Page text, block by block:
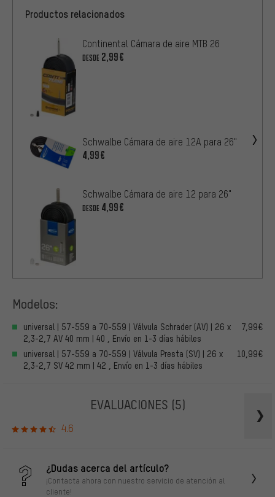
Productos relacionados
Continental Cámara de aire MTB 26
DESDE 2,99€
Schwalbe Cámara de aire 12A para 26"
4,99€
Schwalbe Cámara de aire 12 para 26"
DESDE 4,99€
Modelos:
universal | 57-559 a 70-559 | Válvula Schrader (AV) | 26 x
2,3-2,7 AV 40 mm | 40 , Envío en 1-3 días hábiles
7,99€
universal | 57-559 a 70-559 | Válvula Presta (SV) | 26 x
2,3-2,7 SV 42 mm | 42 , Envío en 1-3 días hábiles
10,99€
EVALUACIONES (5)
4.6
¿Dudas acerca del artículo?
¡Contacta ahora con nuestro servicio de atención al
cliente!